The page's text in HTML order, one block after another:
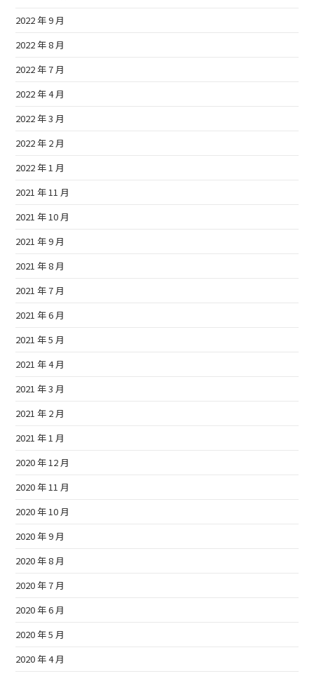
2022 年 9 月
2022 年 8 月
2022 年 7 月
2022 年 4 月
2022 年 3 月
2022 年 2 月
2022 年 1 月
2021 年 11 月
2021 年 10 月
2021 年 9 月
2021 年 8 月
2021 年 7 月
2021 年 6 月
2021 年 5 月
2021 年 4 月
2021 年 3 月
2021 年 2 月
2021 年 1 月
2020 年 12 月
2020 年 11 月
2020 年 10 月
2020 年 9 月
2020 年 8 月
2020 年 7 月
2020 年 6 月
2020 年 5 月
2020 年 4 月